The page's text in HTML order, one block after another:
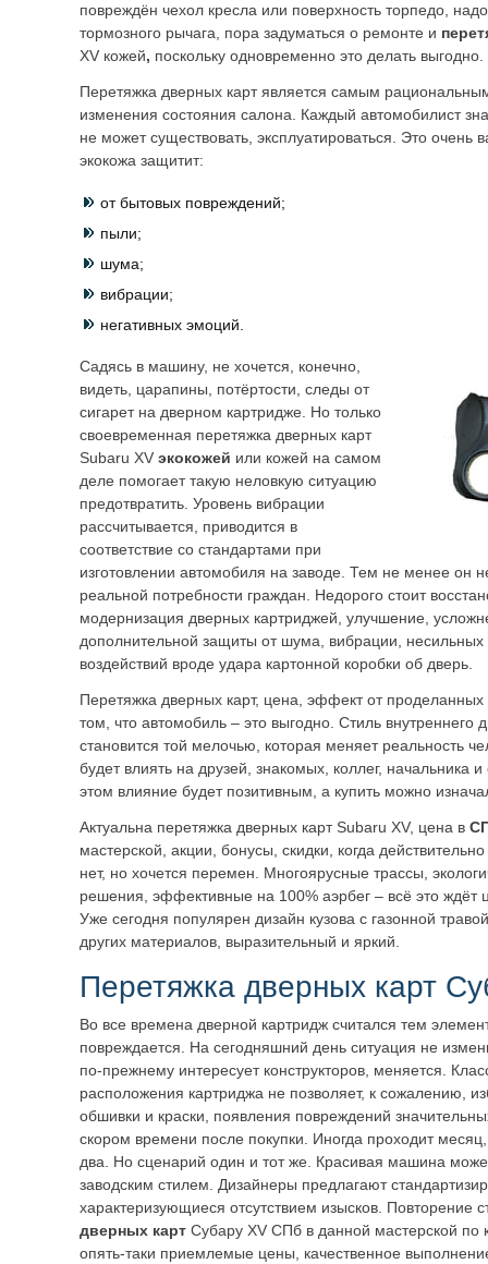
повреждён чехол кресла или поверхность торпедо,
тормозного рычага, пора задуматься о ремонте и
XV кожей, поскольку одновременно это делать выгодно.
Перетяжка дверных карт является самым
изменения состояния салона. Каждый автомобилист
не может существовать, эксплуатироваться. Это очень
экокожа защитит:
от бытовых повреждений;
пыли;
шума;
вибрации;
негативных эмоций.
Садясь в машину, не хочется, конечно,
видеть, царапины, потёртости, следы от
сигарет на дверном картридже. Но только
своевременная перетяжка дверных карт
Subaru XV экокожей или кожей на самом
деле помогает такую неловкую ситуацию
предотвратить. Уровень вибрации
рассчитывается, приводится в
соответствие со стандартами при
изготовлении автомобиля на заводе. Тем не менее он
реальной потребности граждан. Недорого стоит
модернизация дверных картриджей, улучшение,
дополнительной защиты от шума, вибрации, несильных
воздействий вроде удара картонной коробки об дверь.
Перетяжка дверных карт, цена, эффект от
том, что автомобиль – это выгодно. Стиль внутреннего
становится той мелочью, которая меняет реальность
будет влиять на друзей, знакомых, коллег, начальника
этом влияние будет позитивным, а купить можно
Актуальна перетяжка дверных карт Subaru XV, цена в
мастерской, акции, бонусы, скидки, когда
нет, но хочется перемен. Многоярусные трассы,
решения, эффективные на 100% аэрбег – всё это ждёт
Уже сегодня популярен дизайн кузова с газонной
других материалов, выразительный и яркий.
Перетяжка дверных карт
Во все времена дверной картридж считался тем
повреждается. На сегодняшний день ситуация не
по-прежнему интересует конструкторов, меняется.
расположения картриджа не позволяет, к сожалению,
обшивки и краски, появления повреждений
скором времени после покупки. Иногда проходит
два. Но сценарий один и тот же. Красивая машина
заводским стилем. Дизайнеры предлагают
характеризующиеся отсутствием изысков. Повторение
дверных карт Субару XV СПб в данной мастерской по
опять-таки приемлемые цены, качественное